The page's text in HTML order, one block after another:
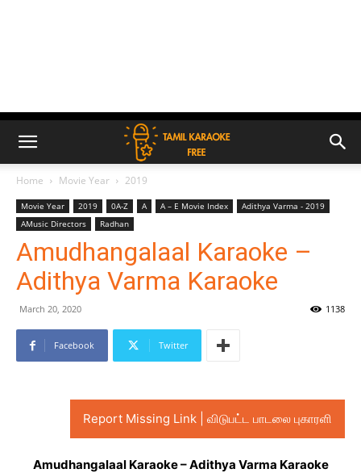
Home Movie Year 2019
Movie Year 2019 0A-Z A A – E Movie Index
Adithya Varma - 2019
AMusic Directors
Radhan
Amudhangalaal Karaoke –
Adithya Varma Karaoke
March 20, 2020 1138
Facebook Twitter
Report Missing Link | விடுபட்ட பாடலை புகாரளி
Amudhangalaal Karaoke – Adithya Varma Karaoke